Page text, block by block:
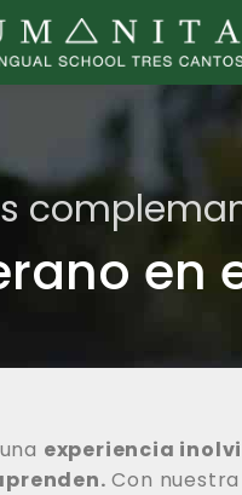
en
experiencia
Con